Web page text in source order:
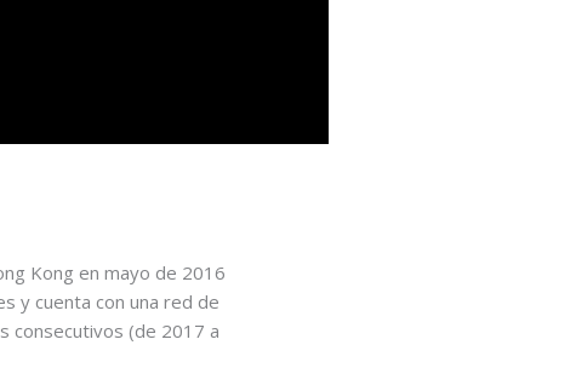
Kong en mayo de 2016
y cuenta con una red de
consecutivos (de 2017 a